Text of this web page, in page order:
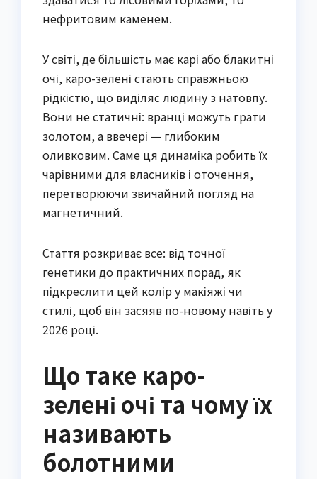
нефритовим каменем.
У світі, де більшість має карі або блакитні
очі, каро-зелені стають справжньою
рідкістю, що виділяє людину з натовпу.
Вони не статичні: вранці можуть грати
золотом, а ввечері — глибоким
оливковим. Саме ця динаміка робить їх
чарівними для власників і оточення,
перетворюючи звичайний погляд на
магнетичний.
Стаття розкриває все: від точної
генетики до практичних порад, як
підкреслити цей колір у макіяжі чи
стилі, щоб він засяяв по-новому навіть у
2026 році.
Що таке каро-
зелені очі та чому їх
називають
болотними